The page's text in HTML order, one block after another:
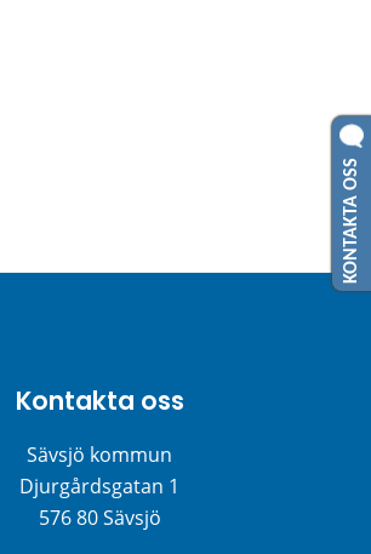
Kontakta oss
Sävsjö kommun
Djurgårdsgatan 1
576 80 Sävsjö
KONTAKTA OSS